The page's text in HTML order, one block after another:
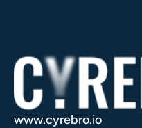
www.cyrebro.io